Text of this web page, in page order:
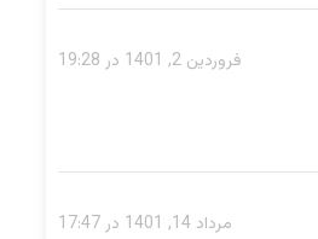
فروردین 2, 1401 در 19:28
مرداد 14, 1401 در 17:47